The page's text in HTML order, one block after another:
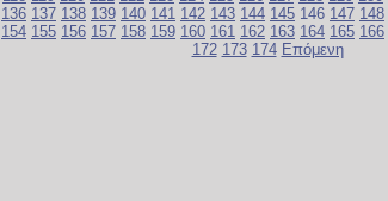
136 137 138 139 140 141 142 143 144 145 146 147 148
154 155 156 157 158 159 160 161 162 163 164 165 166
172 173 174 Επόμενη